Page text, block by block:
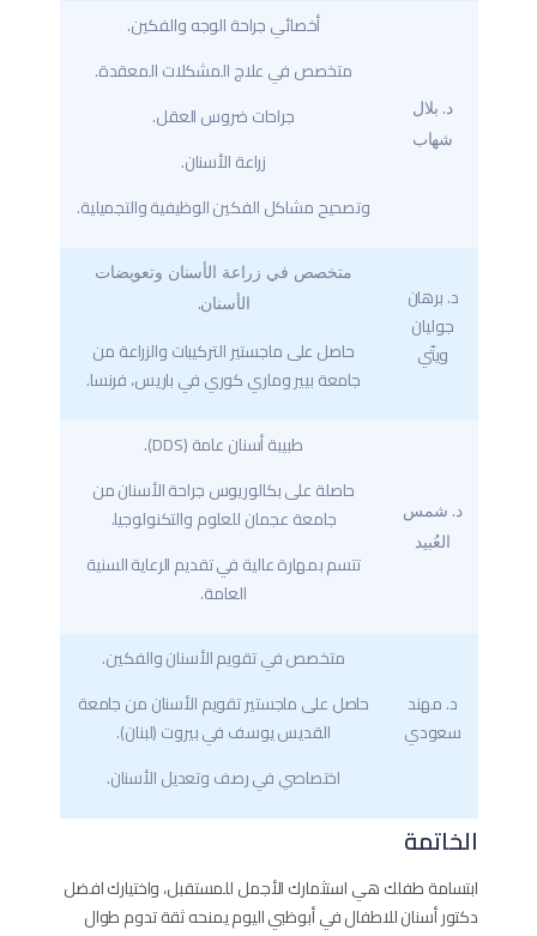
د. بلال
شهاب
أخصائي جراحة الوجه والفكين.
متخصص في علاج المشكلات المعقدة.
جراحات ضروس العقل.
زراعة الأسنان.
وتصحيح مشاكل الفكين الوظيفية والتجميلية.
د. برهان
جوليان
ويتّي
متخصص في زراعة الأسنان وتعويضات
الأسنان.
حاصل على ماجستير التركيبات والزراعة من
جامعة بيير وماري كوري في باريس، فرنسا.
د. شمس
العُبيد
طبيبة أسنان عامة (DDS).
حاصلة على بكالوريوس جراحة الأسنان من
جامعة عجمان للعلوم والتكنولوجيا.
تتسم بمهارة عالية في تقديم الرعاية السنية
العامة.
د. مهند
سعودي
متخصص في تقويم الأسنان والفكين.
حاصل على ماجستير تقويم الأسنان من جامعة
القديس يوسف في بيروت (لبنان).
اختصاصي في رصف وتعديل الأسنان.
الخاتمة
ابتسامة طفلك هي استثمارك الأجمل للمستقبل، واختيارك افضل
دكتور أسنان للاطفال في أبوظبي اليوم يمنحه ثقة تدوم طوال